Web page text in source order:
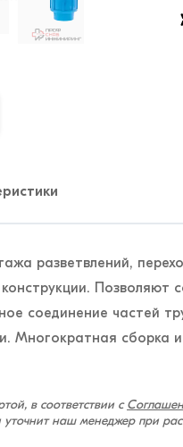
разветвлений,
соединение частей
Многократная сборка
в соответствии с
уточнит наш менеджер при